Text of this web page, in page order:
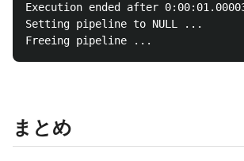
Execution ended after
Setting pipeline to NULL ...
まとめ